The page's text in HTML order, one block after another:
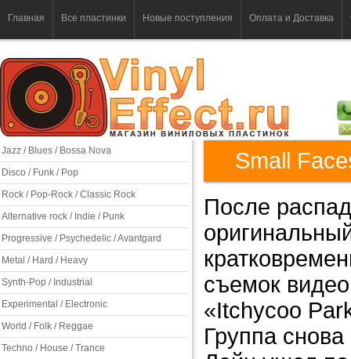
Главная Все пластинки Новые поступления Оплата и Доставка
Jazz / Blues / Bossa Nova
Disco / Funk / Pop
Rock / Pop-Rock / Classic Rock
Alternative rock / Indie / Punk
Progressive / Psychedelic / Avantgard
Metal / Hard / Heavy
Synth-Pop / Industrial
Experimental / Electronic
World / Folk / Reggae
Techno / House / Trance
Small
После
съемок
«Itchycoo
Группа